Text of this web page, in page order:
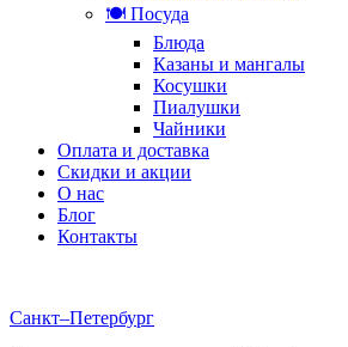
🍽️ Посуда
Блюда
Казаны и мангалы
Косушки
Пиалушки
Чайники
Оплата и доставка
Скидки и акции
О нас
Блог
Контакты
Санкт–Петербург